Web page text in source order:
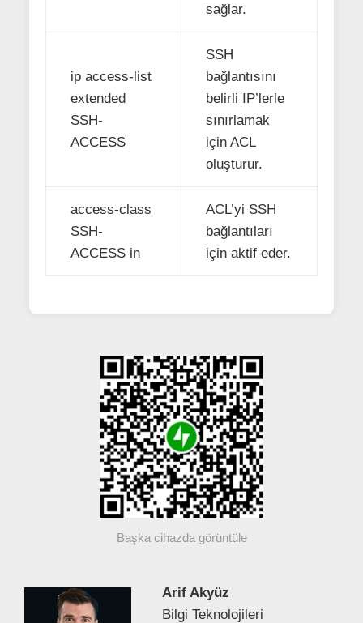
sağlar.
ip access-list
extended
SSH-
ACCESS
SSH
bağlantısını
belirli IP’lerle
sınırlamak
için ACL
oluşturur.
access-class
SSH-
ACCESS in
ACL’yi SSH
bağlantıları
için aktif eder.
Başka cihazda görüntüle
Arif Akyüz
Bilgi Teknolojileri